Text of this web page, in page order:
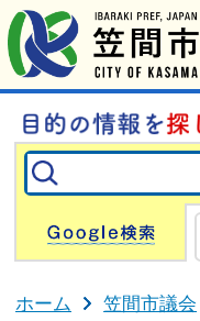
ホーム 笠間市議会